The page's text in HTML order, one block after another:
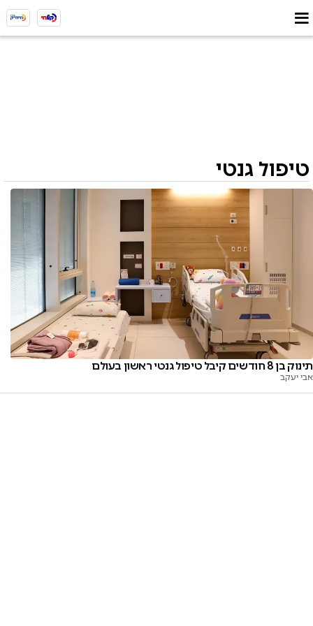
טיפול גנטי
תינוק בן 8 חודשים קיבל טיפול גנטי ראשון בעולם
אבי יעקב